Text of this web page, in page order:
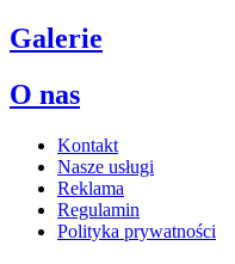
Galerie
O nas
Kontakt
Nasze usługi
Reklama
Regulamin
Polityka prywatności